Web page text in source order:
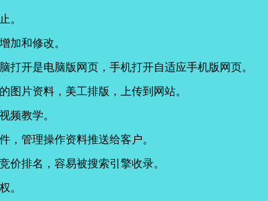
。
加和修改。
打开是电脑版网页，手机打开自适应手机版网页。
图片资料，美工排版，上传到网站。
频教学。
，管理操作资料推送给客户。
价排名，容易被搜索引擎收录。
。